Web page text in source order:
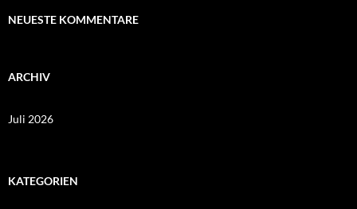
NEUESTE KOMMENTARE
ARCHIV
Juli 2026
KATEGORIEN